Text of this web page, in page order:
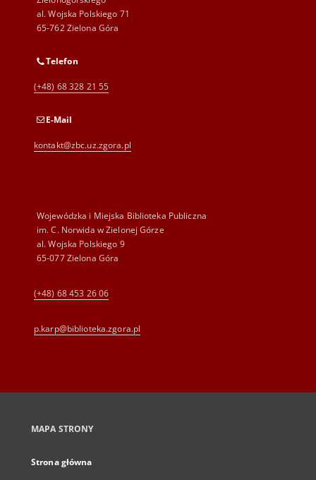
al. Wojska Polskiego 71
65-762 Zielona Góra
Telefon
(+48) 68 328 21 55
E-Mail
kontakt@zbc.uz.zgora.pl
Wojewódzka i Miejska Biblioteka Publiczna
im. C. Norwida w Zielonej Górze
al. Wojska Polskiego 9
65-077 Zielona Góra
(+48) 68 453 26 06
p.karp@biblioteka.zgora.pl
MAPA STRONY
Strona główna